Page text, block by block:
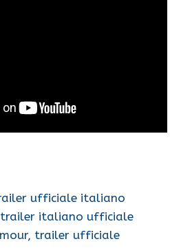
ufficiale italiano
trailer italiano ufficiale
trailer ufficiale